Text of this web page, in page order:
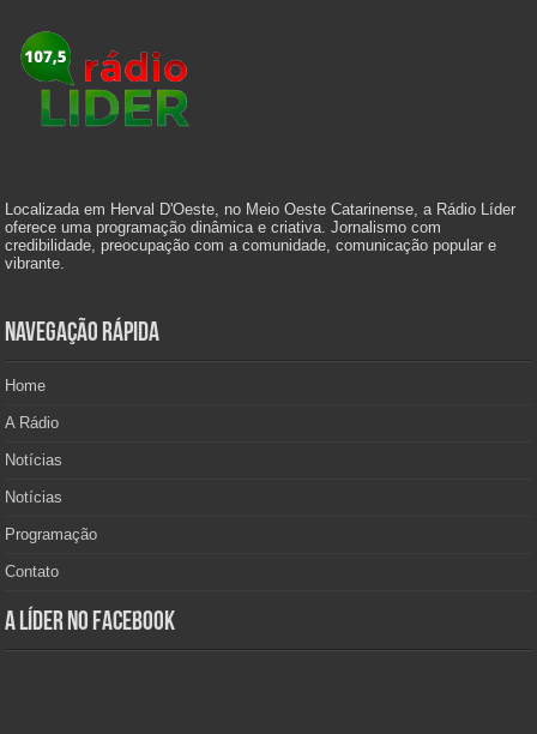
Localizada em Herval D'Oeste, no Meio Oeste Catarinense, a Rádio Líder
oferece uma programação dinâmica e criativa. Jornalismo com
credibilidade, preocupação com a comunidade, comunicação popular e
vibrante.
Navegação Rápida
Home
A Rádio
Notícias
Notícias
Programação
Contato
A Líder no Facebook